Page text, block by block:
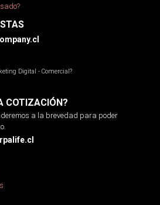
Digital - Comercial?
COTIZACIÓN?
a la brevedad para poder